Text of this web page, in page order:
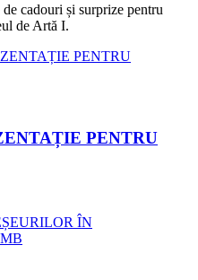
cadouri și surprize pentru
de Artă I.
PENTRU